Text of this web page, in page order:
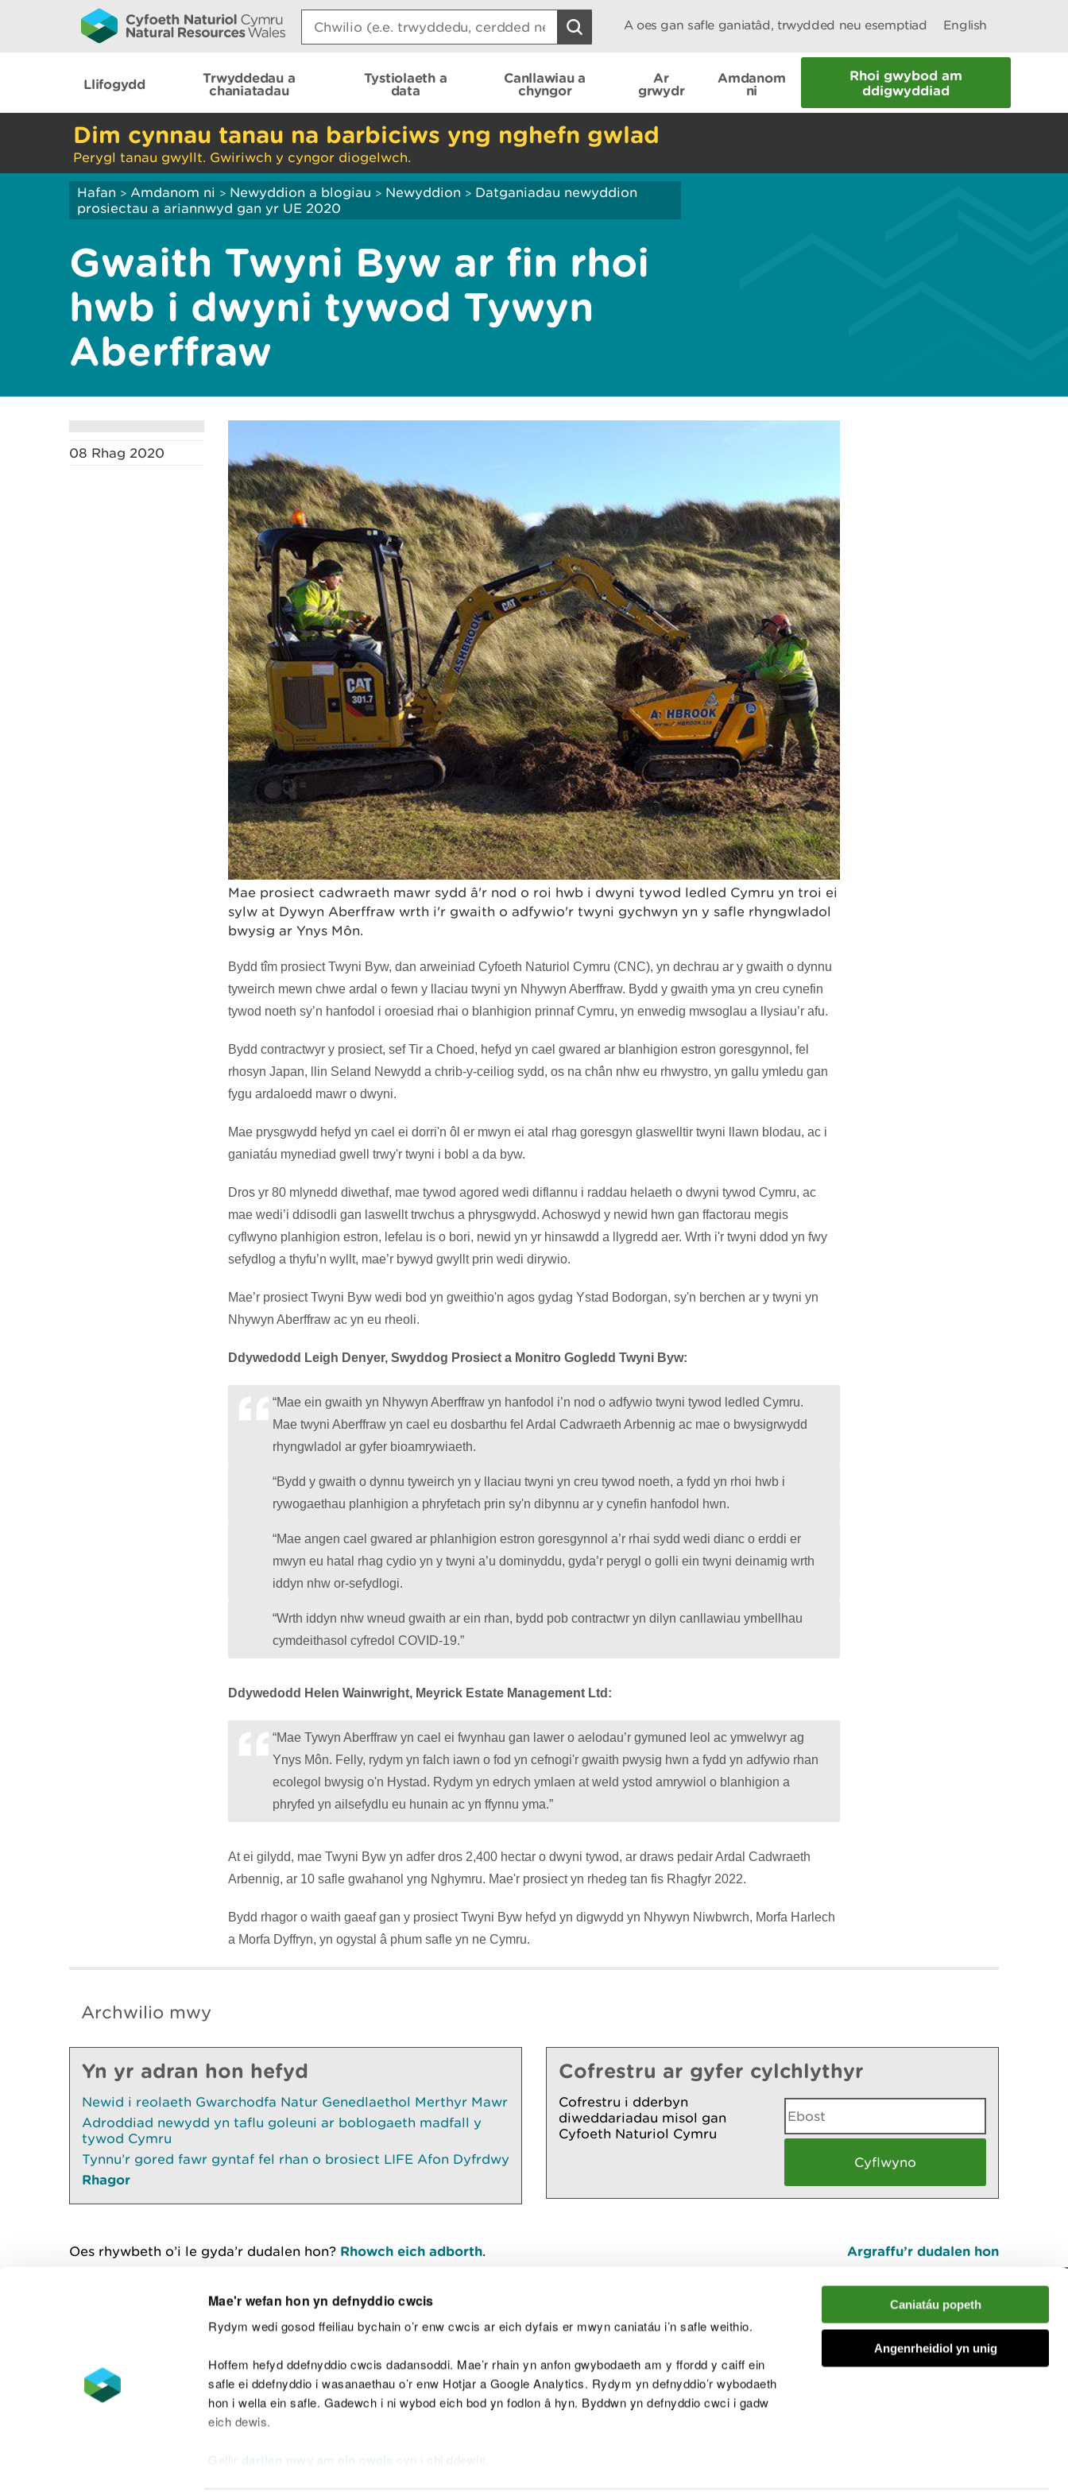
Mae'r wefan hon yn defnyddio cwcis
Rydym wedi gosod ffeiliau bychain o’r enw cwcis ar eich dyfais er mwyn caniatáu i’n safle weithio.
Hoffem hefyd ddefnyddio cwcis dadansoddi. Mae’r rhain yn anfon gwybodaeth am y ffordd y caiff ein
safle ei ddefnyddio i wasanaethau o’r enw Hotjar a Google Analytics. Rydym yn defnyddio’r wybodaeth
hon i wella ein safle. Gadewch i ni wybod eich bod yn fodlon â hyn. Byddwn yn defnyddio cwci i gadw
eich dewis.
darllen mwy am ein cwcis
Caniatáu popeth
Angenrheidiol yn unig
Search:
A oes gan safle ganiatâd, trwydded neu esemptiad English
Llifogydd
Trwyddedau a
chaniatadau
Tystiolaeth a
data
Canllawiau a
chyngor
Ar
grwydr
Amdanom
ni
Rhoi gwybod am
ddigwyddiad
Dim cynnau tanau na barbiciws yng nghefn gwlad
Perygl tanau gwyllt. Gwiriwch y cyngor diogelwch.
Hafan > Amdanom ni > Newyddion a blogiau > Newyddion > Datganiadau newyddion
prosiectau a ariannwyd gan yr UE 2020
Gwaith Twyni Byw ar fin rhoi
hwb i dwyni tywod Tywyn
Aberffraw
08 Rhag 2020
Mae prosiect cadwraeth mawr sydd â'r nod o roi hwb i dwyni tywod ledled Cymru yn troi ei
sylw at Dywyn Aberffraw wrth i'r gwaith o adfywio'r twyni gychwyn yn y safle rhyngwladol
bwysig ar Ynys Môn.
Bydd tîm prosiect Twyni Byw, dan arweiniad Cyfoeth Naturiol Cymru (CNC), yn dechrau ar y gwaith o dynnu
tyweirch mewn chwe ardal o fewn y llaciau twyni yn Nhywyn Aberffraw. Bydd y gwaith yma yn creu cynefin
tywod noeth sy’n hanfodol i oroesiad rhai o blanhigion prinnaf Cymru, yn enwedig mwsoglau a llysiau’r afu.
Bydd contractwyr y prosiect, sef Tir a Choed, hefyd yn cael gwared ar blanhigion estron goresgynnol, fel
rhosyn Japan, llin Seland Newydd a chrib-y-ceiliog sydd, os na chân nhw eu rhwystro, yn gallu ymledu gan
fygu ardaloedd mawr o dwyni.
Mae prysgwydd hefyd yn cael ei dorri'n ôl er mwyn ei atal rhag goresgyn glaswelltir twyni llawn blodau, ac i
ganiatáu mynediad gwell trwy'r twyni i bobl a da byw.
Dros yr 80 mlynedd diwethaf, mae tywod agored wedi diflannu i raddau helaeth o dwyni tywod Cymru, ac
mae wedi’i ddisodli gan laswellt trwchus a phrysgwydd. Achoswyd y newid hwn gan ffactorau megis
cyflwyno planhigion estron, lefelau is o bori, newid yn yr hinsawdd a llygredd aer. Wrth i'r twyni ddod yn fwy
sefydlog a thyfu’n wyllt, mae’r bywyd gwyllt prin wedi dirywio.
Mae’r prosiect Twyni Byw wedi bod yn gweithio'n agos gydag Ystad Bodorgan, sy'n berchen ar y twyni yn
Nhywyn Aberffraw ac yn eu rheoli.
Ddywedodd Leigh Denyer, Swyddog Prosiect a Monitro Gogledd Twyni Byw:
“Mae ein gwaith yn Nhywyn Aberffraw yn hanfodol i’n nod o adfywio twyni tywod ledled Cymru.
Mae twyni Aberffraw yn cael eu dosbarthu fel Ardal Cadwraeth Arbennig ac mae o bwysigrwydd
rhyngwladol ar gyfer bioamrywiaeth.
“Bydd y gwaith o dynnu tyweirch yn y llaciau twyni yn creu tywod noeth, a fydd yn rhoi hwb i
rywogaethau planhigion a phryfetach prin sy'n dibynnu ar y cynefin hanfodol hwn.
“Mae angen cael gwared ar phlanhigion estron goresgynnol a’r rhai sydd wedi dianc o erddi er
mwyn eu hatal rhag cydio yn y twyni a’u dominyddu, gyda’r perygl o golli ein twyni deinamig wrth
iddyn nhw or-sefydlogi.
“Wrth iddyn nhw wneud gwaith ar ein rhan, bydd pob contractwr yn dilyn canllawiau ymbellhau
cymdeithasol cyfredol COVID-19.”
Ddywedodd Helen Wainwright, Meyrick Estate Management Ltd:
“Mae Tywyn Aberffraw yn cael ei fwynhau gan lawer o aelodau’r gymuned leol ac ymwelwyr ag
Ynys Môn. Felly, rydym yn falch iawn o fod yn cefnogi'r gwaith pwysig hwn a fydd yn adfywio rhan
ecolegol bwysig o'n Hystad. Rydym yn edrych ymlaen at weld ystod amrywiol o blanhigion a
phryfed yn ailsefydlu eu hunain ac yn ffynnu yma.”
At ei gilydd, mae Twyni Byw yn adfer dros 2,400 hectar o dwyni tywod, ar draws pedair Ardal Cadwraeth
Arbennig, ar 10 safle gwahanol yng Nghymru. Mae'r prosiect yn rhedeg tan fis Rhagfyr 2022.
Bydd rhagor o waith gaeaf gan y prosiect Twyni Byw hefyd yn digwydd yn Nhywyn Niwbwrch, Morfa Harlech
a Morfa Dyffryn, yn ogystal â phum safle yn ne Cymru.
Archwilio mwy
Yn yr adran hon hefyd
Newid i reolaeth Gwarchodfa Natur Genedlaethol Merthyr Mawr
Adroddiad newydd yn taflu goleuni ar boblogaeth madfall y
tywod Cymru
Tynnu’r gored fawr gyntaf fel rhan o brosiect LIFE Afon Dyfrdwy
Rhagor
Cofrestru ar gyfer cylchlythyr
Cofrestru i dderbyn
diweddariadau misol gan
Cyfoeth Naturiol Cymru
Oes rhywbeth o’i le gyda’r dudalen hon? Rhowch eich adborth. Argraffu’r dudalen hon
I fyny
Datganiad hygyrchedd Safonau'r Gymraeg
Datganiad caethwasiaeth fodern